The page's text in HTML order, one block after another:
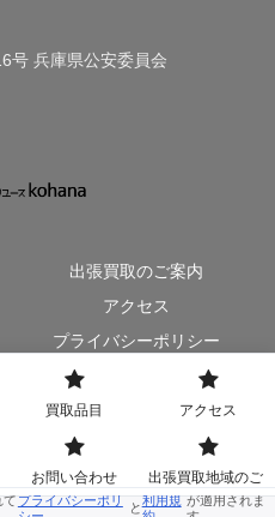
号 兵庫県公安委員会
出張買取のご案内
アクセス
プライバシーポリシー
出張買取地域のご案内
取/総合リサイクルショップ】.
買取品目 アクセス
お問い合わせ
出張買取地域のご
案内
てプライバシーポリ
と
利用規 が適用されま